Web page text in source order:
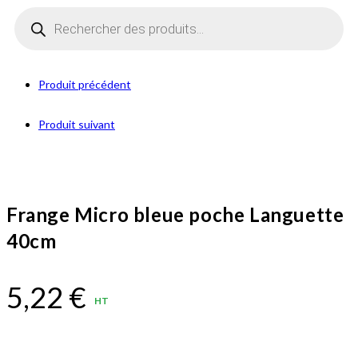
produits
Produit précédent
Produit suivant
Frange Micro bleue poche Languette
40cm
5,22 € HT